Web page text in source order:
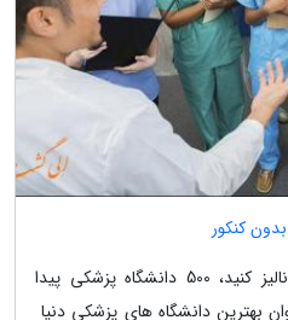
کنکور
اگر تمام دانشگاه های دنیا را آنالیز کنید، 500 دانشگاه پزشکی پیدا
ها به عنوان بهترین دانشگاه های پزشکی دنیا